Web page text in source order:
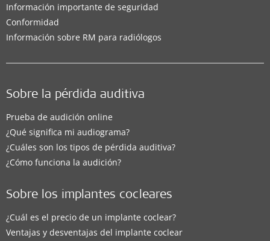
Información importante de seguridad
Conformidad
Información sobre RM para radiólogos
Sobre la pérdida auditiva
Prueba de audición online
¿Qué significa mi audiograma?
¿Cuáles son los tipos de pérdida auditiva?
¿Cómo funciona la audición?
Sobre los implantes cocleares
¿Cuál es el precio de un implante coclear?
Ventajas y desventajas del implante coclear